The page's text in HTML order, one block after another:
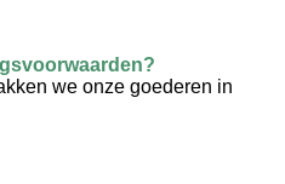
we onze goederen in